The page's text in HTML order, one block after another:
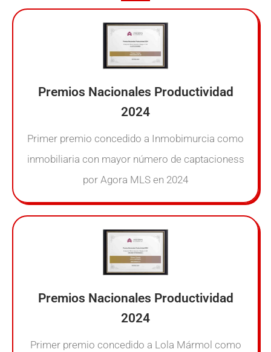
Premios Nacionales Productividad
2024
Primer premio concedido a Inmobimurcia como
inmobiliaria con mayor número de captacioness
por Agora MLS en 2024
Premios Nacionales Productividad
2024
Primer premio concedido a Lola Mármol como